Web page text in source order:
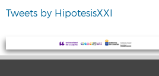
Tweets by HipotesisXXI